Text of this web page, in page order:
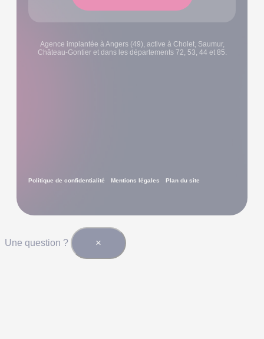
Agence implantée à Angers (49), active à Cholet, Saumur,
Château-Gontier et dans les départements 72, 53, 44 et 85.
Politique de confidentialité Mentions légales Plan du site
Une question ? ×